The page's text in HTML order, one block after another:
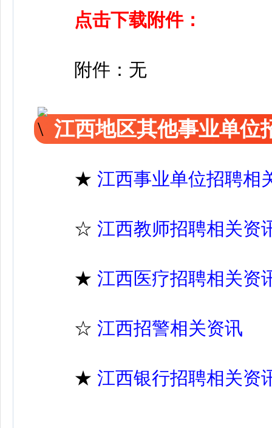
点击下载附件：
附件：无
江西地区其他事业单位
★ 江西事业单位招聘相
☆ 江西教师招聘相关资
★ 江西医疗招聘相关资
☆ 江西招警相关资讯
★ 江西银行招聘相关资